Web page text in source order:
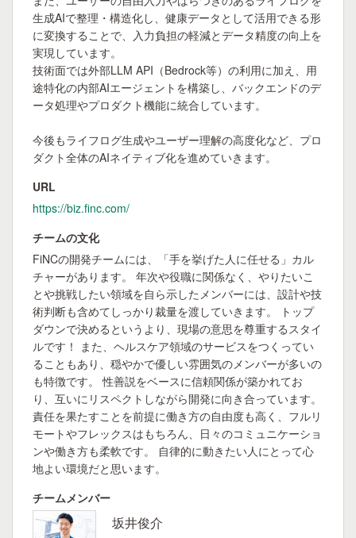
生成AIで整理・構造化し、健康データとして活用できる形
に変換することで、入力負担の軽減とデータ精度の向上を
実現しています。
技術面では外部LLM API（Bedrock等）の利用に加え、用
途特化の内部AIエージェントを構築し、バックエンドのデ
ータ処理やプロダクト機能に統合しています。
今後もライフログ生成やユーザー理解の高度化など、プロ
ダクト全体のAIネイティブ化を進めていきます。
URL
https://biz.finc.com/
チームの文化
FiNCの開発チームには、「手を挙げた人に任せる」カル
チャーがあります。 年次や役職に関係なく、やりたいこ
とや挑戦したい領域を自ら示したメンバーには、設計や技
術判断も含めてしっかり裁量を渡していきます。 トップ
ダウンで決めるというより、現場の意思を尊重するスタイ
ルです！ また、ヘルスケア領域のサービスをつくってい
ることもあり、穏やかで優しい雰囲気のメンバーが多いの
も特徴です。 性善説をベースに信頼関係が築かれてお
り、互いにリスペクトしながら開発に向き合っています。
責任を果たすことを前提に働き方の自由度も高く、フルリ
モートやフレックスはもちろん、日々のコミュニケーショ
ンや働き方も柔軟です。 自律的に動きたい人にとって心
地よい環境だと思います。
チームメンバー
坂井俊介